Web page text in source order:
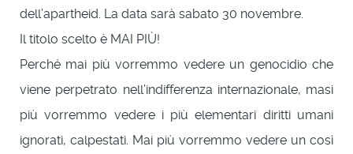
dell’apartheid. La data sarà sabato 30 novembre.
Il titolo scelto è MAI PIÙ!
Perché mai più vorremmo vedere un genocidio che
viene perpetrato nell’indifferenza internazionale, masi
più vorremmo vedere i più elementari diritti umani
ignorati, calpestati. Mai più vorremmo vedere un così